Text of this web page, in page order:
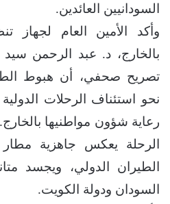
السودانيين العائدين.
وأكد الأمين العام لجهاز
بالخارج، د. عبد الرحمن
تصريح صحفي، أن هبوط
نحو استئناف الرحلات
رعاية شؤون مواطنيها
الرحلة يعكس جاهزية
الطيران الدولي، ويجسد
السودان ودولة الكويت.